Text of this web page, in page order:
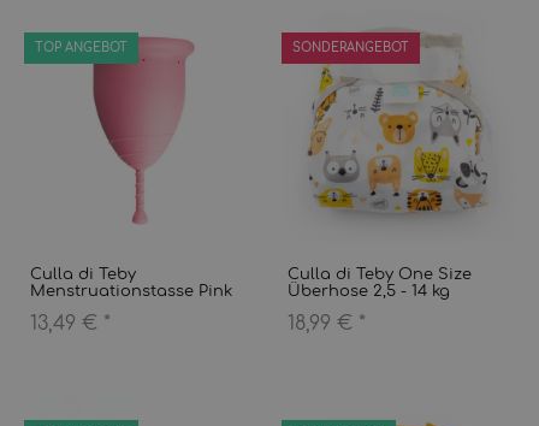
TOP ANGEBOT
Culla di Teby
Menstruationstasse Pink
13,49 € *
SONDERANGEBOT
Culla di Teby One Size
Überhose 2,5 - 14 kg
18,99 € *